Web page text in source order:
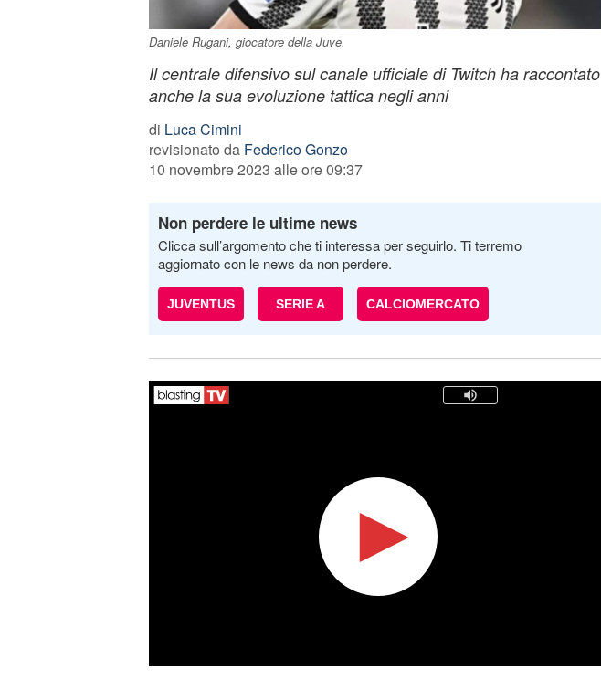
Daniele Rugani, giocatore della Juve.
Il centrale difensivo sul canale ufficiale di Twitch ha raccontato
anche la sua evoluzione tattica negli anni
di Luca Cimini
revisionato da Federico Gonzo
10 novembre 2023 alle ore 09:37
Non perdere le ultime news
Clicca sull’argomento che ti interessa per seguirlo. Ti terremo
aggiornato con le news da non perdere.
JUVENTUS SERIE A CALCIOMERCATO